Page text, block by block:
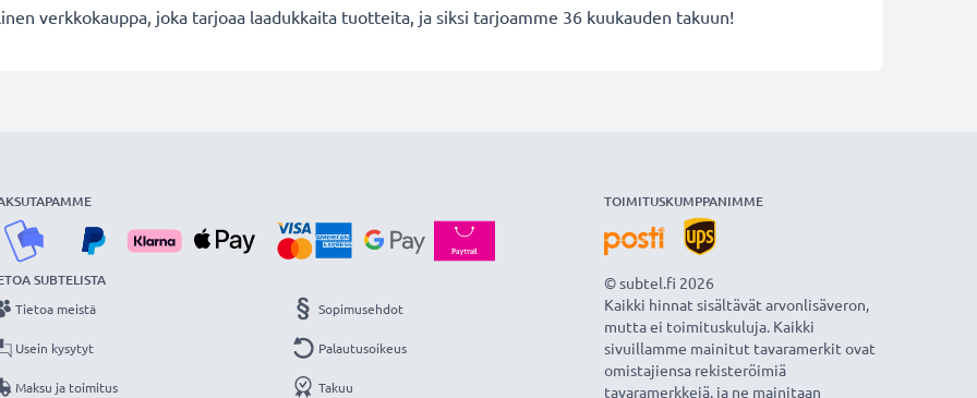
verkkokauppa, joka tarjoaa laadukkaita tuotteita, ja siksi tarjoamme 36 kuukauden takuun!
SUBTELISTA
Tietoa meistä
Usein kysytyt
Maksu ja toimitus
Sopimusehdot
Palautusoikeus
Takuu
TOIMITUSKUMPPANIMME
© subtel.fi 2026
Kaikki hinnat sisältävät arvonlisäveron,
mutta ei toimituskuluja. Kaikki
sivuillamme mainitut tavaramerkit ovat
omistajiensa rekisteröimiä
tavaramerkkejä, ja ne mainitaan